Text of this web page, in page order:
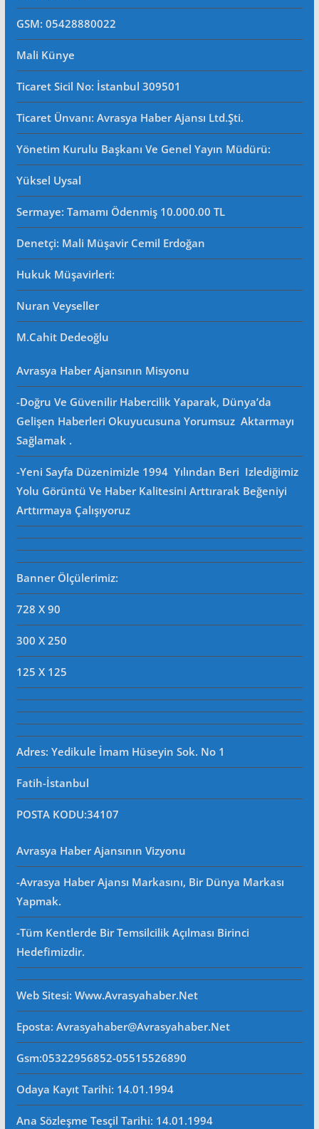
GSM: 05428880022
Mali Künye
Ticaret Sicil No: İstanbul 309501
Ticaret Ünvanı: Avrasya Haber Ajansı Ltd.Şti.
Yönetim Kurulu Başkanı Ve Genel Yayın Müdürü:
Yüksel Uysal
Sermaye: Tamamı Ödenmiş 10.000.00 TL
Denetçi: Mali Müşavir Cemil Erdoğan
Hukuk Müşavirleri:
Nuran Veyseller
M.Cahit Dedeoğlu
Avrasya Haber Ajansının Misyonu
-Doğru Ve Güvenilir Habercilik Yaparak, Dünya’da
Gelişen Haberleri Okuyucusuna Yorumsuz Aktarmayı
Sağlamak .
-Yeni Sayfa Düzenimizle 1994 Yılından Beri Izlediğimiz
Yolu Görüntü Ve Haber Kalitesini Arttırarak Beğeniyi
Arttırmaya Çalışıyoruz
Banner Ölçülerimiz:
728 X 90
300 X 250
125 X 125
Adres: Yedikule İmam Hüseyin Sok. No 1
Fatih-İstanbul
POSTA KODU:34107
Avrasya Haber Ajansının Vizyonu
-Avrasya Haber Ajansı Markasını, Bir Dünya Markası
Yapmak.
-Tüm Kentlerde Bir Temsilcilik Açılması Birinci
Hedefimizdir.
Web Sitesi: Www.avrasyahaber.net
Eposta: Avrasyahaber@avrasyahaber.net
Gsm:05322956852-05515526890
Odaya Kayıt Tarihi: 14.01.1994
Ana Sözleşme Tesçil Tarihi: 14.01.1994